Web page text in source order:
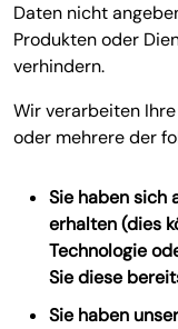
Daten nicht
Produkten oder
verhindern.
Wir verarbeiten
oder mehrere der
Sie haben sich
erhalten (dies
Technologie
Sie diese
Sie haben